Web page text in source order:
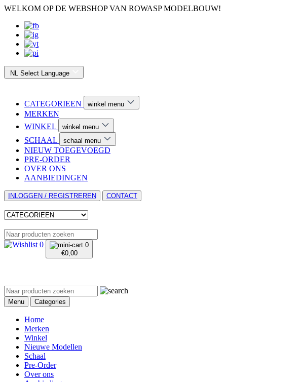
WELKOM OP DE WEBSHOP VAN ROWASP MODELBOUW!
NL Select Language
CATEGORIEEN winkel menu
MERKEN
WINKEL
winkel menu
SCHAAL schaal menu
NIEUW TOEGEVOEGD
PRE-ORDER
OVER ONS
AANBIEDINGEN
INLOGGEN / REGISTREREN CONTACT
0
0
€0,00
Menu Categories
Home
Merken
Winkel
Nieuwe Modellen
Schaal
Pre-Order
Over ons